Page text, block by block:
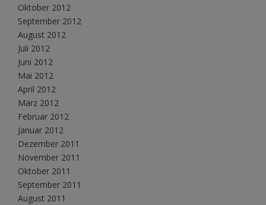
Oktober 2012
September 2012
August 2012
Juli 2012
Juni 2012
Mai 2012
April 2012
März 2012
Februar 2012
Januar 2012
Dezember 2011
November 2011
Oktober 2011
September 2011
August 2011